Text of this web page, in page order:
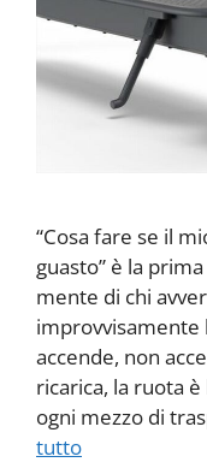
“Cosa fare se il
guasto” è la
mente di chi
improvvisamente
accende, non
ricarica, la ruota
ogni mezzo di
tutto